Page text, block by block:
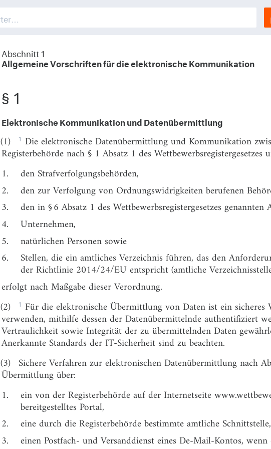
Abschnitt 1
Allgemeine Vorschriften für die elektronische Kommunikation
§ 1
Elektronische Kommunikation und Datenübermittlung
(1) 1 Die elektronische Datenübermittlung und Kommunikation
Registerbehörde nach § 1 Absatz 1 des Wettbewerbsregistergesetzes
1.
den Strafverfolgungsbehörden,
2.
den zur Verfolgung von Ordnungswidrigkeiten berufenen
3.
den in § 6 Absatz 1 des Wettbewerbsregistergesetzes genannten
4.
Unternehmen,
5.
natürlichen Personen sowie
6.
Stellen, die ein amtliches Verzeichnis führen, das den
der Richtlinie 2014/24/EU entspricht (amtliche
erfolgt nach Maßgabe dieser Verordnung.
(2)
1 Für die elektronische Übermittlung von Daten ist ein sicheres
verwenden, mithilfe dessen der Datenübermittelnde authentifiziert
Vertraulichkeit sowie Integrität der zu übermittelnden Daten
Anerkannte Standards der IT-Sicherheit sind zu beachten.
(3) Sichere Verfahren zur elektronischen Datenübermittlung nach
Übermittlung über:
1.
ein von der Registerbehörde auf der Internetseite
bereitgestelltes Portal,
2.
eine durch die Registerbehörde bestimmte amtliche Schnittstelle,
3.
einen Postfach- und Versanddienst eines De-Mail-Kontos,